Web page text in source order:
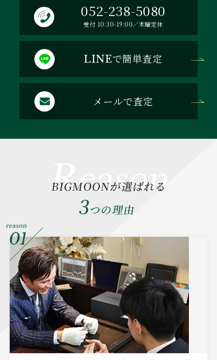
052-238-5080
受付 10:30-19:00／木曜定休
LINEで簡単査定
メールで査定
BIGMOONが選ばれる
3つの理由